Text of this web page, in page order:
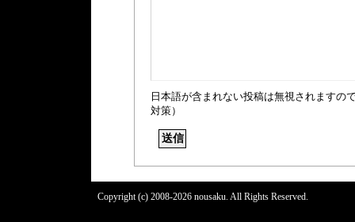
日本語が含まれない投稿は無視されますの
対策）
Copyright (c) 2008-2026 nousaku. All Rights Reserved.